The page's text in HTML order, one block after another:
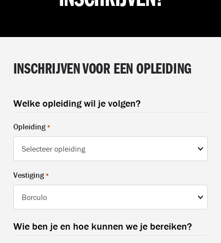
INSCHRIJVEN VOOR EEN OPLEIDING
Welke opleiding wil je volgen?
Opleiding *
Vestiging *
Wie ben je en hoe kunnen we je bereiken?